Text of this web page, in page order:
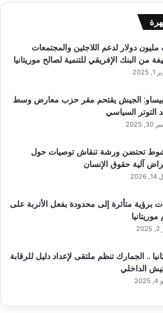
دولار لدعم اللاجئين والمجتمعات
من البنك الإفريقي للتنمية لصالح موريتانيا
بيساو: الجيش يقتحم مقر حزب معارض وسط
التوتر السياسي
2025
تحتضن ورشة تنقاش توصيات حول
آلية حقوق الإنسان
برؤية متأثرة إلى محدودة بفعل الأتربة على
.. الجمارك تنظم ملتقى لإعداد دليل للرقابة
الداخلي